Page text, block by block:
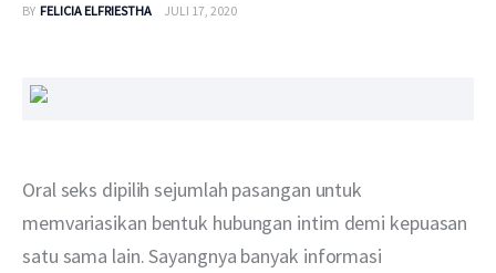
BY FELICIA ELFRIESTHA JULI 17, 2020
Oral seks dipilih sejumlah pasangan untuk
memvariasikan bentuk hubungan intim demi kepuasan
satu sama lain. Sayangnya banyak informasi